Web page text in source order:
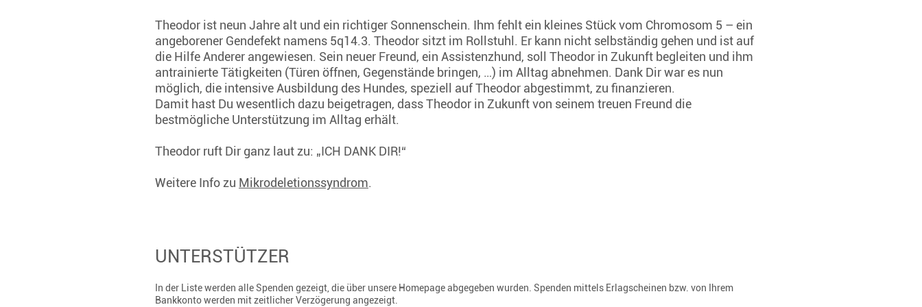
Theodor ist neun Jahre alt und ein richtiger Sonnenschein. Ihm fehlt ein kleines Stück vom Chromosom 5 – ein
angeborener Gendefekt namens 5q14.3. Theodor sitzt im Rollstuhl. Er kann nicht selbständig gehen und ist auf
die Hilfe Anderer angewiesen. Sein neuer Freund, ein Assistenzhund, soll Theodor in Zukunft begleiten und ihm
antrainierte Tätigkeiten (Türen öffnen, Gegenstände bringen, …) im Alltag abnehmen. Dank Dir war es nun
möglich, die intensive Ausbildung des Hundes, speziell auf Theodor abgestimmt, zu finanzieren.
Damit hast Du wesentlich dazu beigetragen, dass Theodor in Zukunft von seinem treuen Freund die
bestmögliche Unterstützung im Alltag erhält.
Theodor ruft Dir ganz laut zu: „ICH DANK DIR!“
Weitere Info zu Mikrodeletionssyndrom.
UNTERSTÜTZER
In der Liste werden alle Spenden gezeigt, die über unsere Homepage abgegeben wurden. Spenden mittels Erlagscheinen bzw. von Ihrem
Bankkonto werden mit zeitlicher Verzögerung angezeigt.